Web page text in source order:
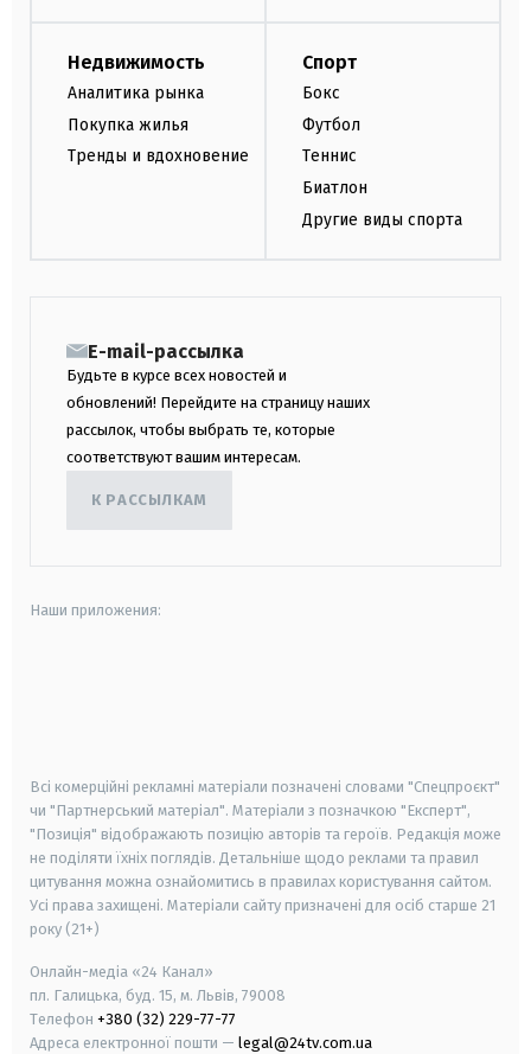
Недвижимость
Аналитика рынка
Покупка жилья
Тренды и вдохновение
Спорт
Бокс
Футбол
Теннис
Биатлон
Другие виды спорта
E-mail-рассылка
Будьте в курсе всех новостей и
обновлений! Перейдите на страницу наших
рассылок, чтобы выбрать те, которые
соответствуют вашим интересам.
К РАССЫЛКАМ
Наши приложения:
Всі комерційні рекламні матеріали позначені словами "Спецпроєкт"
чи "Партнерський матеріал". Матеріали з позначкою "Експерт",
"Позиція" відображають позицію авторів та героїв. Редакція може
не поділяти їхніх поглядів. Детальніше щодо реклами та правил
цитування можна ознайомитись в правилах користування сайтом.
Усі права захищені. Матеріали сайту призначені для осіб старше 21
року (21+)
Онлайн-медіа «24 Канал»
пл. Галицька, буд. 15, м. Львів, 79008
Телефон +380 (32) 229-77-77
Адреса електронної пошти — legal@24tv.com.ua